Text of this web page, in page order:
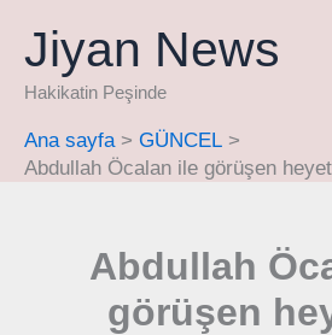
Jiyan News
Hakikatin Peşinde
Ana sayfa
GÜNCEL
Abdullah Öcalan ile görüşen
Abdullah
görüşen